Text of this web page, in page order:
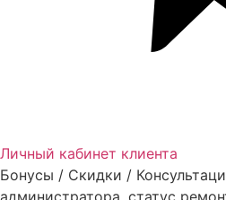
Личный кабинет клиента
Бонусы / Скидки /
администратора, статус